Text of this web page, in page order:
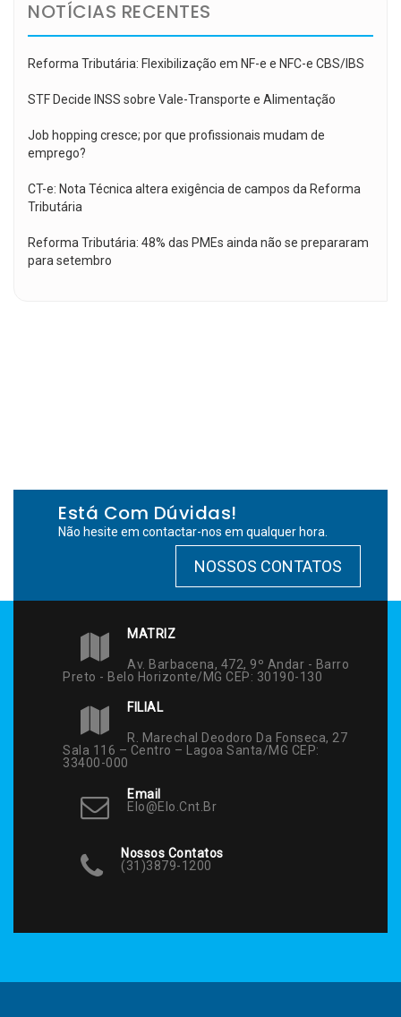
NOTÍCIAS RECENTES
Reforma Tributária: Flexibilização em NF-e e NFC-e CBS/IBS
STF Decide INSS sobre Vale-Transporte e Alimentação
Job hopping cresce; por que profissionais mudam de
emprego?
CT-e: Nota Técnica altera exigência de campos da Reforma
Tributária
Reforma Tributária: 48% das PMEs ainda não se prepararam
para setembro
Está Com Dúvidas!
Não hesite em contactar-nos em qualquer hora.
NOSSOS CONTATOS
MATRIZ
Av. Barbacena, 472, 9º Andar - Barro
Preto - Belo Horizonte/MG CEP: 30190-130
FILIAL
R. Marechal Deodoro Da Fonseca, 27
Sala 116 – Centro – Lagoa Santa/MG CEP:
33400-000
Email
Elo@elo.cnt.br
Nossos Contatos
(31)3879-1200